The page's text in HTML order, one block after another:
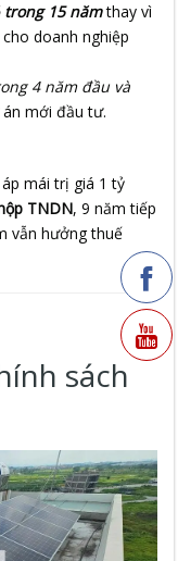
trong 15 nămthay vì
doanh nghiệp
4 năm đầu và
mới đầu tư.
mái trị giá 1 tỷ
TNDN, 9 năm tiếp
vẫn hưởng thuế
sách